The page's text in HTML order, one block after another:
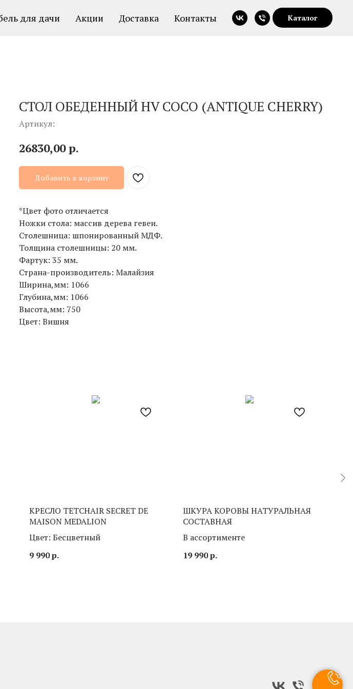
для дачи Акции Доставка Контакты Каталог
СТОЛ ОБЕДЕННЫЙ HV COCO (ANTIQUE CHERRY)
Артикул:
26830,00 р.
Добавить в корзину
*Цвет фото отличается
Ножки стола: массив дерева гевеи.
Столешница: шпонированный МДФ.
Толщина столешницы: 20 мм.
Фартук: 35 мм.
Страна-производитель: Малайзия
Ширина,мм: 1066
Глубина,мм: 1066
Высота,мм: 750
Цвет: Вишня
КРЕСЛО TETCHAIR SECRET DE
MAISON MEDALION
Цвет: Бесцветный
9 990р.
ШКУРА КОРОВЫ НАТУРАЛЬНАЯ
СОСТАВНАЯ
В ассортименте
19 990р.